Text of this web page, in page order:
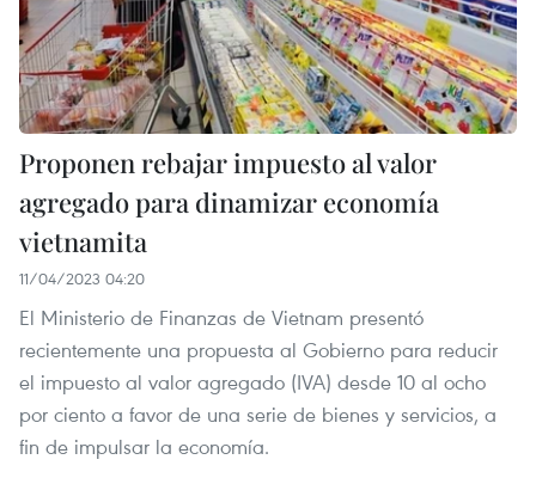
Proponen rebajar impuesto al valor
agregado para dinamizar economía
vietnamita
11/04/2023 04:20
El Ministerio de Finanzas de Vietnam presentó
recientemente una propuesta al Gobierno para reducir
el impuesto al valor agregado (IVA) desde 10 al ocho
por ciento a favor de una serie de bienes y servicios, a
fin de impulsar la economía.